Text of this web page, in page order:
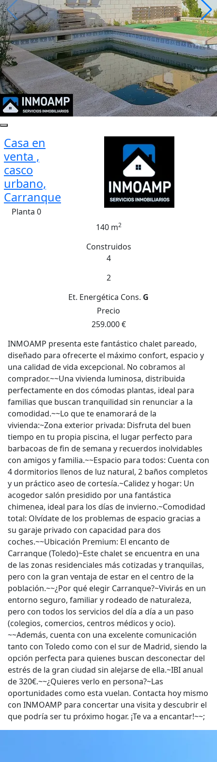
Casa en
venta ,
casco
urbano,
Carranque
Planta 0
140 m2
Construidos
4
2
Et. Energética Cons. G
Precio
259.000 €
INMOAMP presenta este fantástico chalet pareado,
diseñado para ofrecerte el máximo confort, espacio y
una calidad de vida excepcional. No cobramos al
comprador.~~Una vivienda luminosa, distribuida
perfectamente en dos cómodas plantas, ideal para
familias que buscan tranquilidad sin renunciar a la
comodidad.~~Lo que te enamorará de la
vivienda:~Zona exterior privada: Disfruta del buen
tiempo en tu propia piscina, el lugar perfecto para
barbacoas de fin de semana y recuerdos inolvidables
con amigos y familia.~~Espacio para todos: Cuenta con
4 dormitorios llenos de luz natural, 2 baños completos
y un práctico aseo de cortesía.~Calidez y hogar: Un
acogedor salón presidido por una fantástica
chimenea, ideal para los días de invierno.~Comodidad
total: Olvídate de los problemas de espacio gracias a
su garaje privado con capacidad para dos
coches.~~Ubicación Premium: El encanto de
Carranque (Toledo)~Este chalet se encuentra en una
de las zonas residenciales más cotizadas y tranquilas,
pero con la gran ventaja de estar en el centro de la
población.~~¿Por qué elegir Carranque?~Vivirás en un
entorno seguro, familiar y rodeado de naturaleza,
pero con todos los servicios del día a día a un paso
(colegios, comercios, centros médicos y ocio).
~~Además, cuenta con una excelente comunicación
tanto con Toledo como con el sur de Madrid, siendo la
opción perfecta para quienes buscan desconectar del
estrés de la gran ciudad sin alejarse de ella.~IBI anual
de 320€.~~¿Quieres verlo en persona?~Las
oportunidades como esta vuelan. Contacta hoy mismo
con INMOAMP para concertar una visita y descubrir el
que podría ser tu próximo hogar. ¡Te va a encantar!~~;